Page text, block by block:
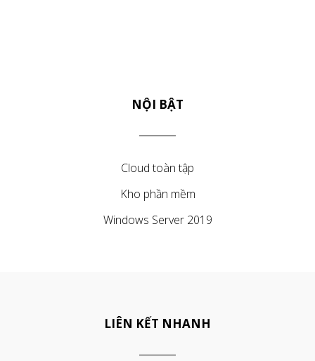
NỘI BẬT
Cloud toàn tập
Kho phần mềm
Windows Server 2019
LIÊN KẾT NHANH